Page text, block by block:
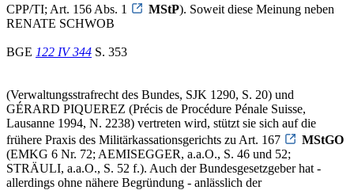
CPP/TI; Art. 156 Abs. 1
MStP). Soweit diese Meinung neben
RENATE SCHWOB
BGE 122 IV 344 S. 353
(Verwaltungsstrafrecht des Bundes, SJK 1290, S. 20) und
GÉRARD PIQUEREZ (Précis de Procédure Pénale Suisse,
Lausanne 1994, N. 2238) vertreten wird, stützt sie sich auf die
frühere Praxis des Militärkassationsgerichts zu Art. 167
MStGO
(EMKG 6 Nr. 72; AEMISEGGER, a.a.O., S. 46 und 52;
STRÄULI, a.a.O., S. 52 f.). Auch der Bundesgesetzgeber hat -
allerdings ohne nähere Begründung - anlässlich der